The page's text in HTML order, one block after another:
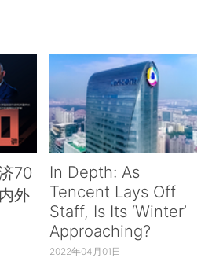
70
外
In Depth: As
Tencent Lays Off
Staff, Is Its ‘Winter’
Approaching?
2022年04月01日